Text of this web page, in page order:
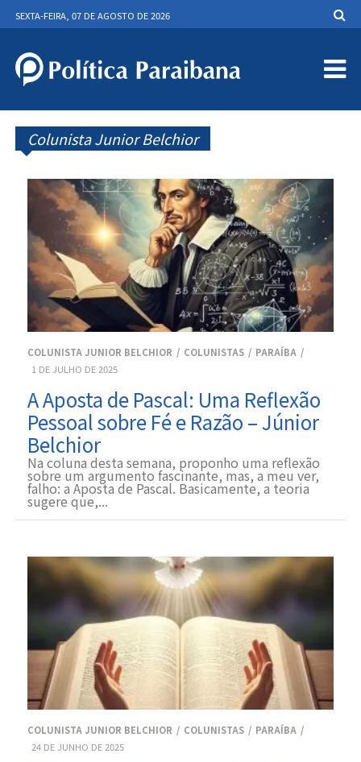
SEXTA-FEIRA, 07 DE AGOSTO DE 2026
Colunista Junior Belchior
COLUNISTA JUNIOR BELCHIOR COLUNISTAS
PARAÍBA
1 DE JULHO DE 2025
A Aposta de Pascal: Uma Reflexão
Pessoal sobre Fé e Razão – Júnior
Belchior
Na coluna desta semana, proponho uma reflexão
sobre um argumento fascinante, mas, a meu ver,
falho: a Aposta de Pascal. Basicamente, a teoria
sugere que,...
COLUNISTA JUNIOR BELCHIOR COLUNISTAS
PARAÍBA
24 DE JUNHO DE 2025